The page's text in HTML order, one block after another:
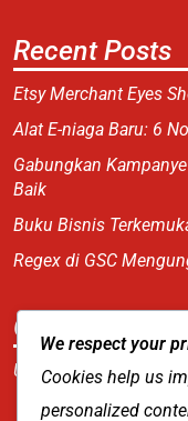
Recent Posts
Etsy Merchant Eyes
Alat E-niaga Baru: 6
Gabungkan
Baik
Buku Bisnis
Regex di GSC
Categories
Uncategorized
We respect your
Cookies help us
personalized